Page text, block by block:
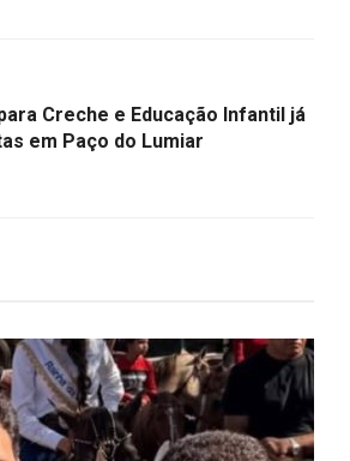
Creche e Educação Infantil já
em Paço do Lumiar